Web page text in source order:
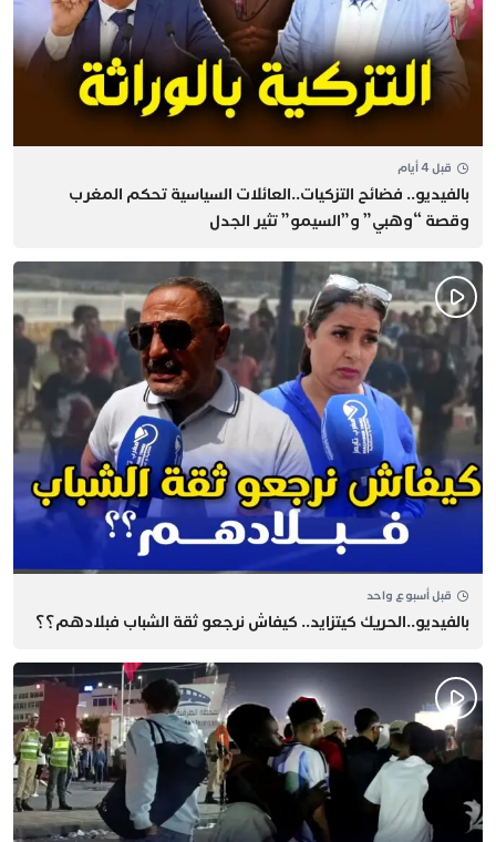
قبل 4 أيام
بالفيديو.. فضائح التزكيات..العائلات السياسية تحكم المغرب
وقصة “وهبي” و”السيمو” تثير الجدل
قبل أسبوع واحد
بالفيديو..الحريك كيتزايد.. كيفاش نرجعو ثقة الشباب فبلادهم؟؟